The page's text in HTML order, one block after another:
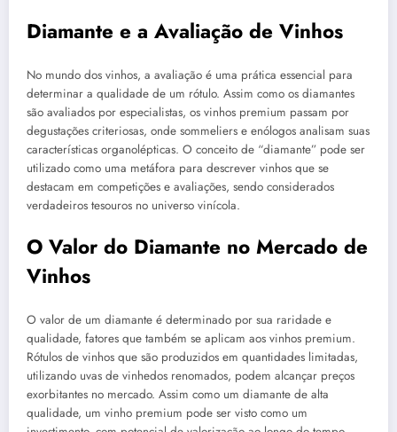
Diamante e a Avaliação de Vinhos
No mundo dos vinhos, a avaliação é uma prática essencial para
determinar a qualidade de um rótulo. Assim como os diamantes
são avaliados por especialistas, os vinhos premium passam por
degustações criteriosas, onde sommeliers e enólogos analisam suas
características organolépticas. O conceito de “diamante” pode ser
utilizado como uma metáfora para descrever vinhos que se
destacam em competições e avaliações, sendo considerados
verdadeiros tesouros no universo vinícola.
O Valor do Diamante no Mercado de
Vinhos
O valor de um diamante é determinado por sua raridade e
qualidade, fatores que também se aplicam aos vinhos premium.
Rótulos de vinhos que são produzidos em quantidades limitadas,
utilizando uvas de vinhedos renomados, podem alcançar preços
exorbitantes no mercado. Assim como um diamante de alta
qualidade, um vinho premium pode ser visto como um